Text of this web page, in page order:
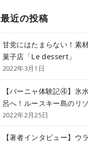
最近の投稿
甘党にはたまらない！素
菓子店「Le dessert」
2022年3月1日
【バーニャ体験記④】氷
呂へ！ルースキー島のリ
2022年2月25日
【著者インタビュー】ウ